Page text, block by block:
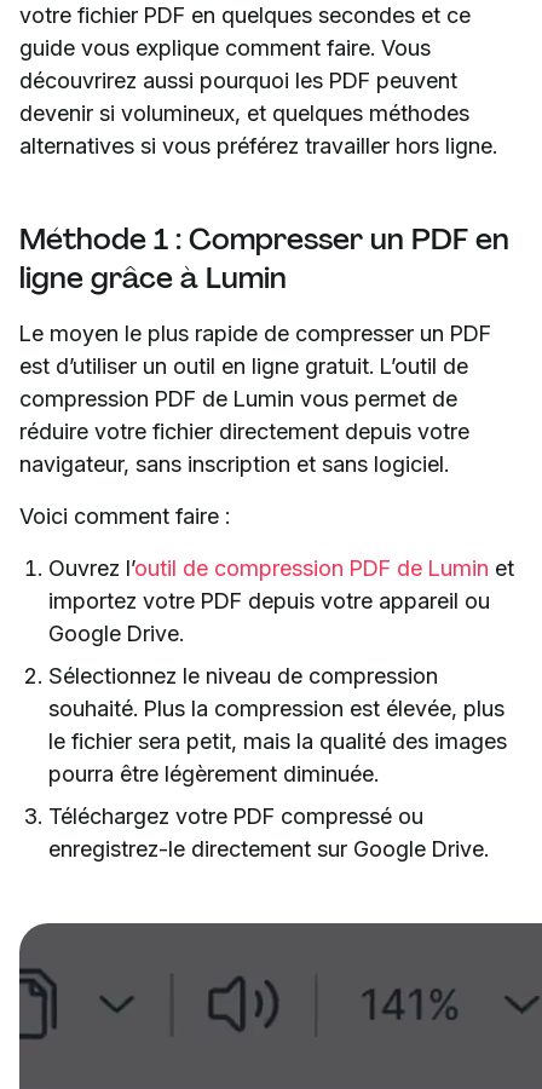
votre fichier PDF en quelques secondes et ce
guide vous explique comment faire. Vous
découvrirez aussi pourquoi les PDF peuvent
devenir si volumineux, et quelques méthodes
alternatives si vous préférez travailler hors ligne.
Méthode 1 : Compresser un PDF en
ligne grâce à Lumin
Le moyen le plus rapide de compresser un PDF
est d’utiliser un outil en ligne gratuit. L’outil de
compression PDF de Lumin vous permet de
réduire votre fichier directement depuis votre
navigateur, sans inscription et sans logiciel.
Voici comment faire :
Ouvrez l’outil de compression PDF de Lumin et
importez votre PDF depuis votre appareil ou
Google Drive.
Sélectionnez le niveau de compression
souhaité. Plus la compression est élevée, plus
le fichier sera petit, mais la qualité des images
pourra être légèrement diminuée.
Téléchargez votre PDF compressé ou
enregistrez-le directement sur Google Drive.